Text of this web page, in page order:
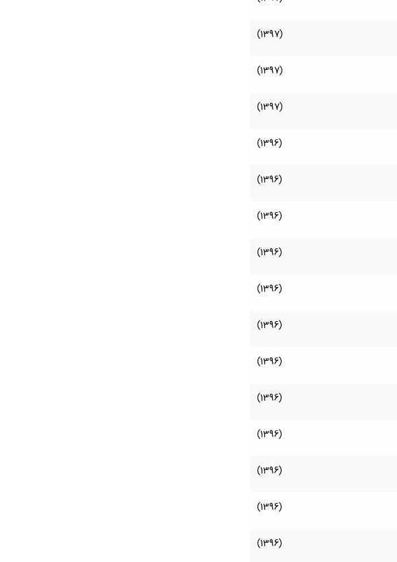
(1397)
(1397)
(1397)
(1396)
(1396)
(1396)
(1396)
(1396)
(1396)
(1396)
(1396)
(1396)
(1396)
(1396)
(1396)